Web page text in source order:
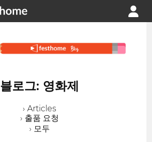
블로그: 영화제
› Articles
› 출품 요청
› 모두